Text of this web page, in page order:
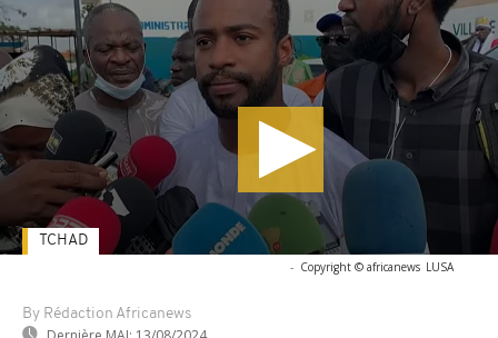
- Copyright © africanews LUSA
By Rédaction Africanews
TCHAD